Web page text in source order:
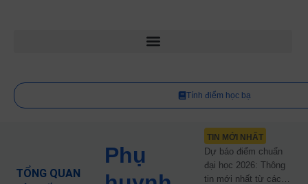
Tính điểm học bạ
TỔNG QUAN
Phụ
TIN MỚI NHẤT
Dự báo điểm chuẩn
đại học 2026: Thông
tin mới nhất từ các